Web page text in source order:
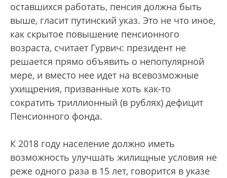
оставшихся работать, пенсия должна быть
выше, гласит путинский указ. Это не что иное,
как скрытое повышение пенсионного
возраста, считает Гурвич: президент не
решается прямо объявить о непопулярной
мере, и вместо нее идет на всевозможные
ухищрения, призванные хоть как-то
сократить триллионный (в рублях) дефицит
Пенсионного фонда.
К 2018 году население должно иметь
возможность улучшать жилищные условия не
реже одного раза в 15 лет, говорится в указе